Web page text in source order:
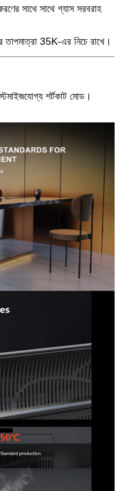
সাথে সাথে গ্যাস সরবরাহ
তাপমাত্রা 35K-এর নিচে রাখে।
শর্টকাট মোড।